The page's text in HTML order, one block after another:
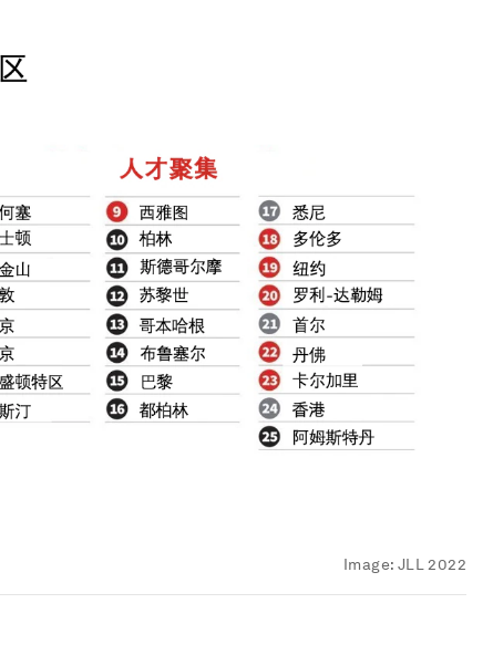
Image: JLL 2022